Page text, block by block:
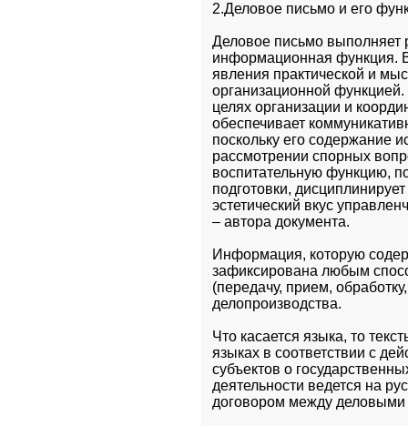
2.Деловое письмо и его
Деловое письмо выполняет
информационная функция.
явления практической и
организационной
целях организации и
обеспечивает
поскольку его содержание
рассмотрении спорных
воспитательную функцию,
подготовки,
эстетический вкус
– автора документа.
Информация, которую
зафиксирована любым
(передачу, прием,
делопроизводства.
Что касается языка, то
языках в соответствии с
субъектов о
деятельности ведется на
договором между деловыми